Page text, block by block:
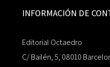
INFORMACIÓN DE
Editorial Octaedro
C/ Bailén, 5, 08010